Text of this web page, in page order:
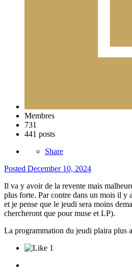
Membres
731
441 posts
Share
Posted December 10, 2024
Il va y avoir de la revente mais
plus forte. Par contre dans un mois il y
et je pense que le jeudi sera moins
chercheront que pour muse et LP).
La programmation du jeudi plaira plus
1